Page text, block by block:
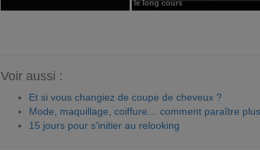
le long cours
Voir aussi :
Et si vous changiez de coupe de cheveux ?
Mode, maquillage, coiffure… comment paraître
15 jours pour s'initier au relooking